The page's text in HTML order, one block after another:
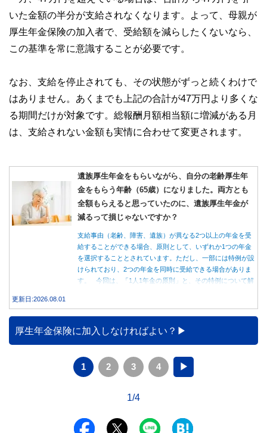
いた金額の半分が支給されなくなります。よって、母親が
厚生年金保険の加入者で、受給額を減らしたくないなら、
この基準を常に意識することが必要です。
なお、支給を停止されても、その状態がずっと続くわけで
はありません。あくまでも上記の合計が47万円より多くな
る期間だけが対象です。総報酬月額相当額に増減がある月
は、支給されない金額も実情に合わせて変更されます。
遺族厚生年金をもらいながら、自分の老齢厚生年
金をもらう年齢（65歳）になりました。両方とも
全額もらえると思っていたのに、遺族厚生年金が
減るって損じゃないですか？
支給事由（老齢、障害、遺族）が異なる2つ以上の年金を受
給することができる場合、原則として、いずれか1つの年金
を選択することとされています。ただし、一部には特例が設
けられており、2つの年金を同時に受給できる場合がありま
す。 今回は、「1人1年金の原則」と、その特例について解
更新日:2026.08.01
厚生年金保険に加入しなければよい？
1 2 3 4 ▶
1/4